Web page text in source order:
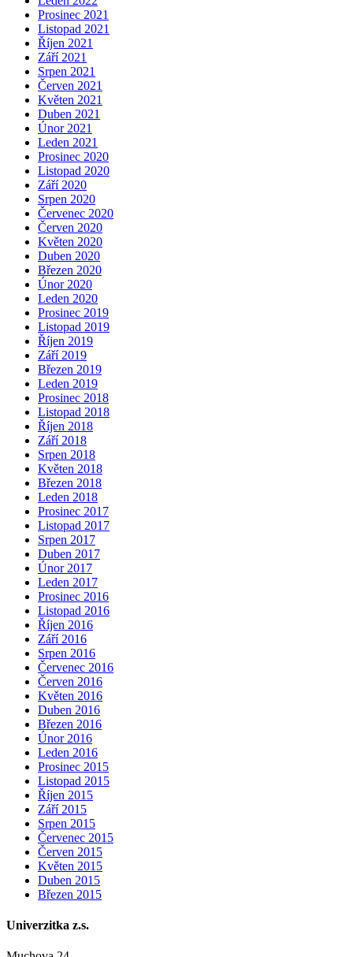
Prosinec 2021
Listopad 2021
Říjen 2021
Září 2021
Srpen 2021
Červen 2021
Květen 2021
Duben 2021
Únor 2021
Leden 2021
Prosinec 2020
Listopad 2020
Září 2020
Srpen 2020
Červenec 2020
Červen 2020
Květen 2020
Duben 2020
Březen 2020
Únor 2020
Leden 2020
Prosinec 2019
Listopad 2019
Říjen 2019
Září 2019
Březen 2019
Leden 2019
Prosinec 2018
Listopad 2018
Říjen 2018
Září 2018
Srpen 2018
Květen 2018
Březen 2018
Leden 2018
Prosinec 2017
Listopad 2017
Srpen 2017
Duben 2017
Únor 2017
Leden 2017
Prosinec 2016
Listopad 2016
Říjen 2016
Září 2016
Srpen 2016
Červenec 2016
Červen 2016
Květen 2016
Duben 2016
Březen 2016
Únor 2016
Leden 2016
Prosinec 2015
Listopad 2015
Říjen 2015
Září 2015
Srpen 2015
Červenec 2015
Červen 2015
Květen 2015
Duben 2015
Březen 2015
Univerzitka z.s.